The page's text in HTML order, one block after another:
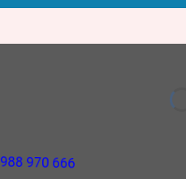
970 666